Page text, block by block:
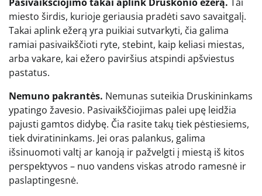
miesto širdis, kurioje geriausia pradėti savo savaitgalį.
Takai aplink ežerą yra puikiai sutvarkyti, čia galima
ramiai pasivaikščioti ryte, stebint, kaip keliasi miestas,
arba vakare, kai ežero paviršius atspindi apšviestus
pastatus.
Nemuno pakrantės. Nemunas suteikia Druskininkams
ypatingo žavesio. Pasivaikščiojimas palei upę leidžia
pajusti gamtos didybę. Čia rasite takų tiek pėstiesiems,
tiek dviratininkams. Jei oras palankus, galima
išsinuomoti valtį ar kanoją ir pažvelgti į miestą iš kitos
perspektyvos – nuo vandens viskas atrodo ramesnė ir
paslaptingesnė.